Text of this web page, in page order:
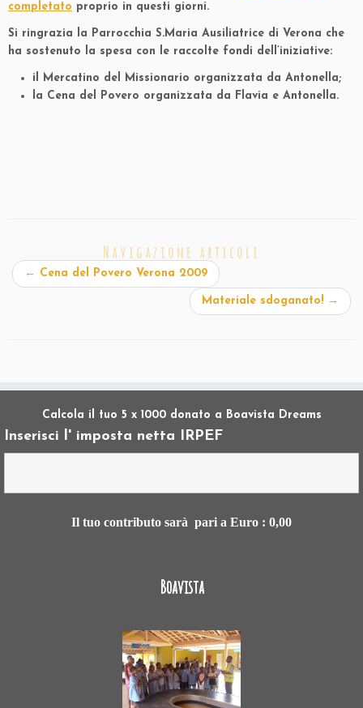
completato proprio in questi giorni.
Si ringrazia la Parrocchia S.Maria Ausiliatrice di Verona che
ha sostenuto la spesa con le raccolte fondi dell’iniziative:
il Mercatino del Missionario organizzata da Antonella;
la Cena del Povero organizzata da Flavia e Antonella.
Navigazione articoli
← Cena del Povero Verona 2009
Materiale sdoganato! →
Calcola il tuo 5 x 1000 donato a Boavista Dreams
Inserisci l' imposta netta IRPEF
Il tuo contributo sarà pari a Euro : 0,00
Boavista